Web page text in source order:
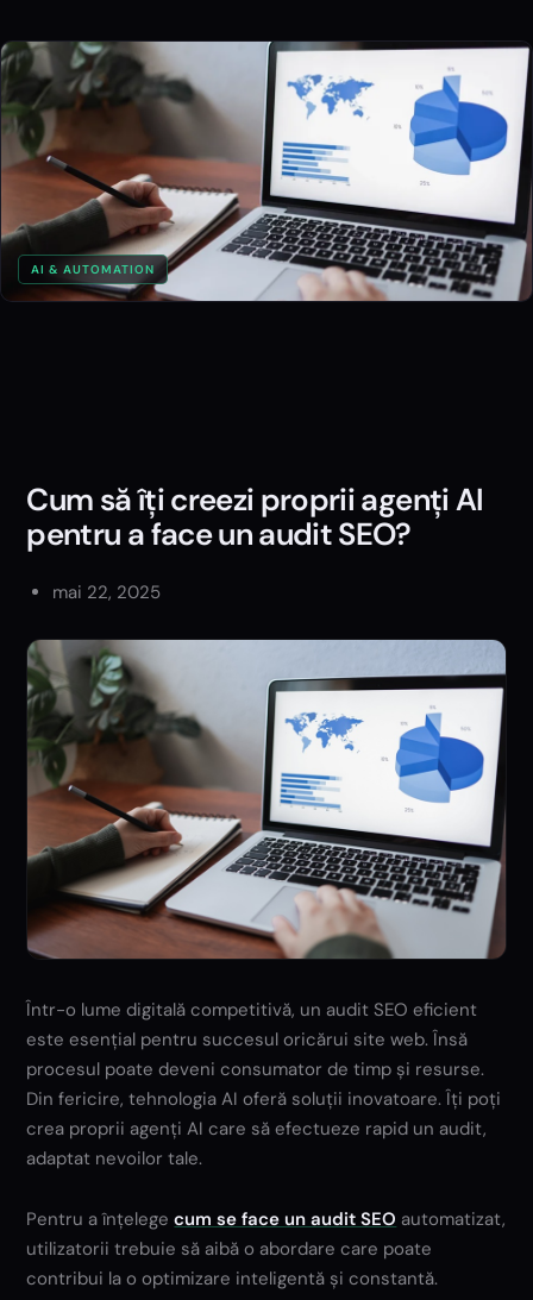
AI & AUTOMATION
Cum să îți creezi proprii agenți AI
pentru a face un audit SEO?
mai 22, 2025
Într-o lume digitală competitivă, un audit SEO eficient
este esențial pentru succesul oricărui site web. Însă
procesul poate deveni consumator de timp și resurse.
Din fericire, tehnologia AI oferă soluții inovatoare. Îți poți
crea proprii agenți AI care să efectueze rapid un audit,
adaptat nevoilor tale.
Pentru a înțelegecum se face un audit SEO automatizat,
utilizatorii trebuie să aibă o abordare care poate
contribui la o optimizare inteligentă și constantă.